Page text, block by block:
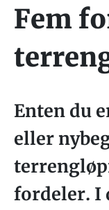
Fem
Enten du
eller
fordeler. I